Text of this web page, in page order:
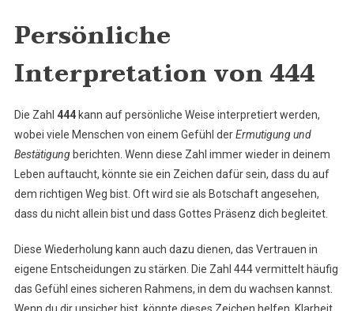
Persönliche
Interpretation von 444
Die Zahl 444kann auf persönliche Weise interpretiert werden,
wobei viele Menschen von einem Gefühl derErmutigung und
Bestätigungberichten. Wenn diese Zahl immer wieder in deinem
Leben auftaucht, könnte sie ein Zeichen dafür sein, dass du auf
dem richtigen Weg bist. Oft wird sie als Botschaft angesehen,
dass du nicht allein bist und dass Gottes Präsenz dich begleitet.
Diese Wiederholung kann auch dazu dienen, das Vertrauen in
eigene Entscheidungen zu stärken. Die Zahl 444 vermittelt häufig
das Gefühl eines sicheren Rahmens, in dem du wachsen kannst.